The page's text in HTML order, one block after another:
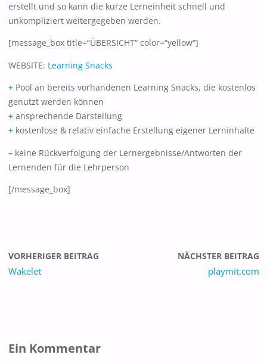
erstellt und so kann die kurze Lerneinheit schnell und
unkompliziert weitergegeben werden.
[message_box title=“ÜBERSICHT“ color=“yellow“]
WEBSITE: Learning Snacks
+ Pool an bereits vorhandenen Learning Snacks, die kostenlos
genutzt werden können
+ ansprechende Darstellung
+kostenlose & relativ einfache Erstellung eigener Lerninhalte
– keine Rückverfolgung der Lernergebnisse/Antworten der
Lernenden für die Lehrperson
[/message_box]
VORHERIGER BEITRAG
Wakelet
NÄCHSTER BEITRAG
playmit.com
Ein Kommentar